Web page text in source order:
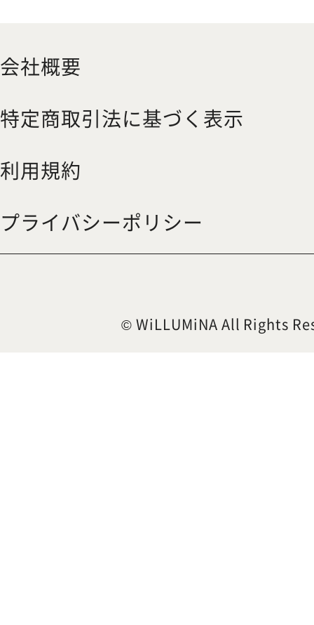
会社概要
特定商取引法に基づく表示
利用規約
プライバシーポリシー
© WiLLUMiNA All Rights